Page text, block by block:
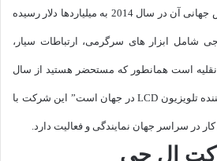
و گزارش شده است که فروش جهانی آن در سال 2014 به میلیاردها دلار رسیده
ابزار های سرگرمی، ارتباطات سیار،
نقلیه است همانطور که مستحضر هستید از سال
2008 ، “ال جی دومین تولید کننده تلویزیون LCD در جهان است” این شرکت با
در سراسر جهان نمایندگی و فعالیت دارد.
ال جی